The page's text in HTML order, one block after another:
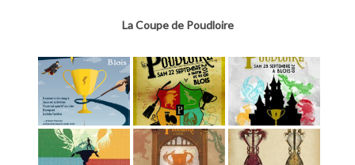
La Coupe de Poudloire